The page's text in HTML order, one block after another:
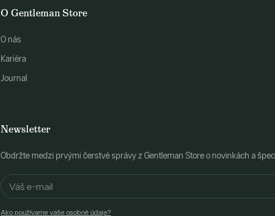
O Gentleman Store
O nás
Kariéra
Journal
Newsletter
Obdržte medzi prvými čerstvé správy z Gentleman Store o novinkách a
Ako používame vaše osobné údaje?